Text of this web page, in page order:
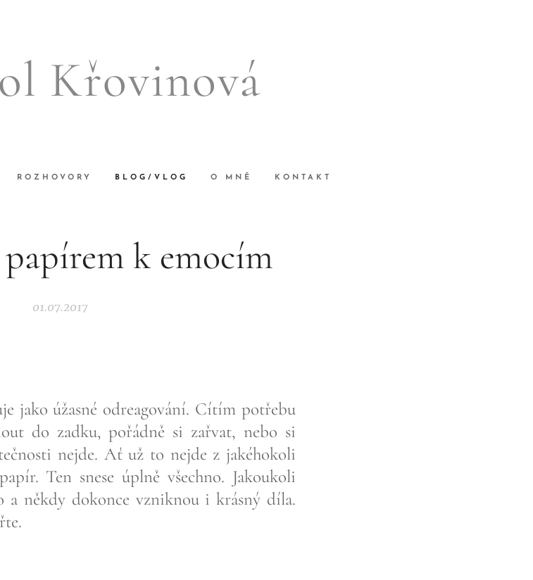
Křovinová
ROZHOVORY BLOG/VLOG O MNĚ KONTAKT
k emocím
01.07.2017
jako úžasné odreagování. Cítím potřebu
do zadku, pořádně si zařvat, nebo si
nejde. Ať už to nejde z jakéhokoli
Ten snese úplně všechno. Jakoukoli
někdy dokonce vzniknou i krásný díla.